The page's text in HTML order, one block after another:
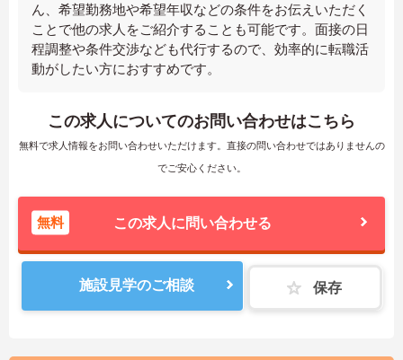
ん、希望勤務地や希望年収などの条件をお伝えいただく
ことで他の求人をご紹介することも可能です。面接の日
程調整や条件交渉なども代行するので、効率的に転職活
動がしたい方におすすめです。
この求人についてのお問い合わせはこちら
無料で求人情報をお問い合わせいただけます。直接の問い合わせではありませんの
でご安心ください。
無料 この求人に問い合わせる
施設見学のご相談 保存